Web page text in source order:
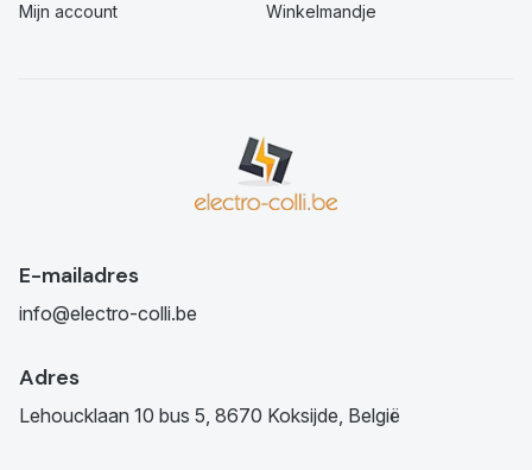
Mijn account Winkelmandje
E-mailadres
info@electro-colli.be
Adres
Lehoucklaan 10 bus 5, 8670 Koksijde, België